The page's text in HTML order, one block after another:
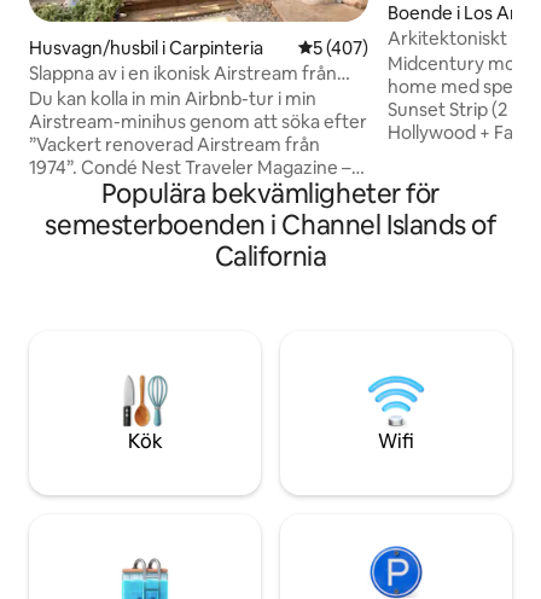
Husvagn/husbil i Carpinteria 5 av 5 i genomsnittligt
5 (407)
Slappna av i en ikonisk Airstream från
1974 på en ekologisk ranch
Du kan kolla in min Airbnb-tur i min
Airstream-minihus genom att söka efter
”Vackert renoverad Airstream från
1974”. Condé Nest Traveler Magazine –
bland de 40 bästa Airbnb-boendena i
södra Kalifornien! Ditt eget privata
utrymme Börja drömma om Kalifornien i
en restaurerad 33-fots Airstream bara
kollektivtrafik. Bil krävs Det kommer att
finnas en välkomsthandbok och olika
broschyrer till hands.
Boende i Los
Arkitektoniskt
Sunset-WeHo
Midcentury
home med
Sunset Strip (2
Hollywood +
Senaste
värme/AC-
in + ut med 11
Populära bekvämligheter för
semesterboenden i Channel Islands of
California
Kök Wifi